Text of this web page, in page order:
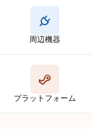
周辺機器
プラットフォーム